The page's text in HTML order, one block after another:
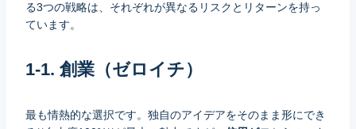
る3つの戦略は、それぞれが異なるリスクとリターンを持っ
ています。
1-1. 創業（ゼロイチ）
最も情熱的な選択です。独自のアイデアをそのまま形にでき